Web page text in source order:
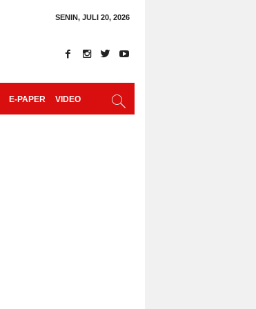
SENIN, JULI 20, 2026
E-PAPER VIDEO